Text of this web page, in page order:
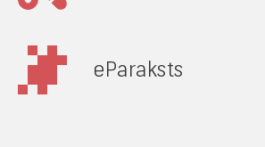
eParaksts